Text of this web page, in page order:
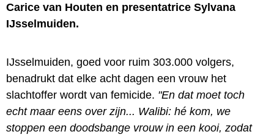
Carice van Houten en presentatrice Sylvana
IJsselmuiden.
IJsselmuiden, goed voor ruim 303.000 volgers,
benadrukt dat elke acht dagen een vrouw het
slachtoffer wordt van femicide. "En dat moet toch
echt maar eens over zijn... Walibi: hé kom, we
stoppen een doodsbange vrouw in een kooi, zodat